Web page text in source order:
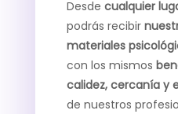
Desde cualquier
podrás recibir
materiales
con los mismos
calidez, cercanía y
de nuestros